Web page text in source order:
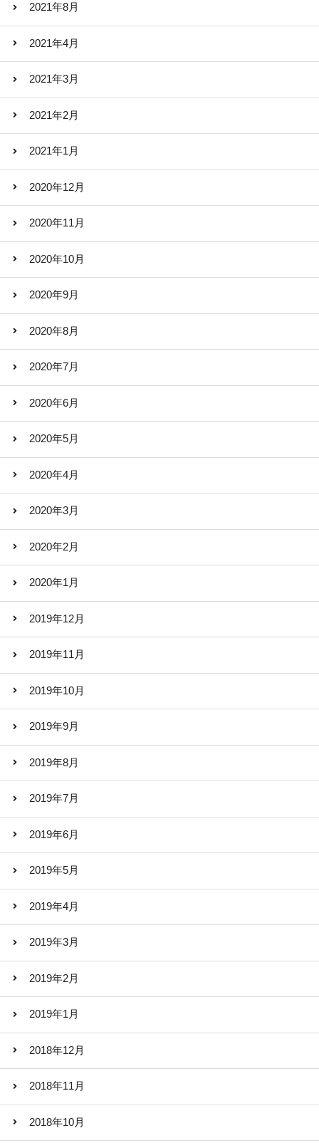
2021年8月
2021年4月
2021年3月
2021年2月
2021年1月
2020年12月
2020年11月
2020年10月
2020年9月
2020年8月
2020年7月
2020年6月
2020年5月
2020年4月
2020年3月
2020年2月
2020年1月
2019年12月
2019年11月
2019年10月
2019年9月
2019年8月
2019年7月
2019年6月
2019年5月
2019年4月
2019年3月
2019年2月
2019年1月
2018年12月
2018年11月
2018年10月